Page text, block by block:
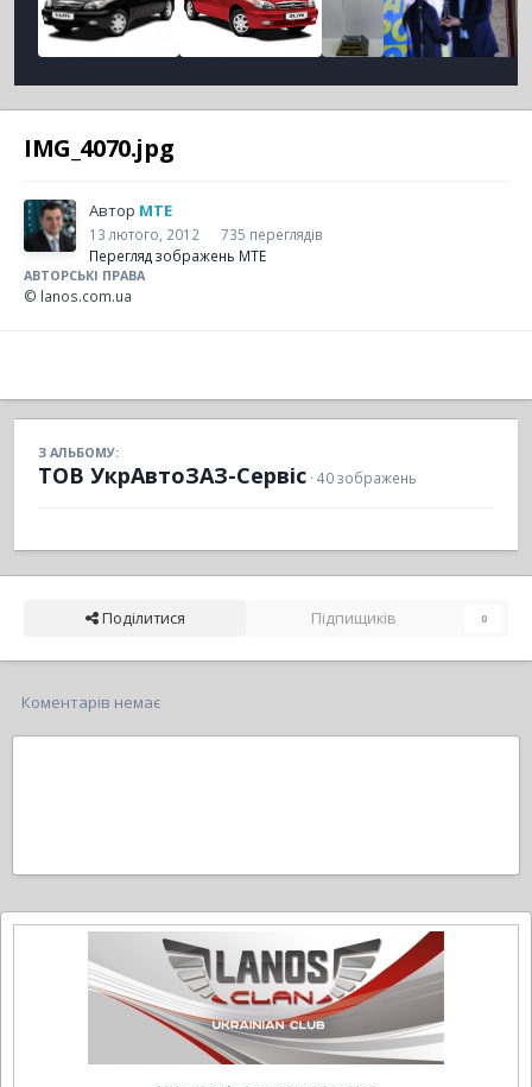
IMG_4070.jpg
Автор MTE
13 лютого, 2012
735 переглядів
Перегляд зображень MTE
АВТОРСЬКІ ПРАВА
© lanos.com.ua
З АЛЬБОМУ:
ТОВ УкрАвтоЗАЗ-Сервіс · 40 зображень
Поділитися Підпищиків 0
Коментарів немає